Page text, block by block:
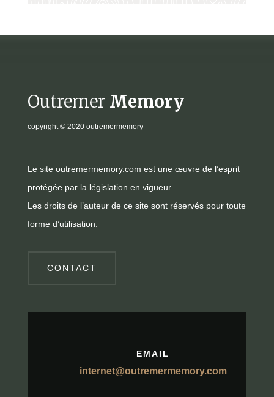
Outremer Memory
copyright© 2020 outremermemory
Le site outremermemory.com est une œuvre de l’esprit
protégée par la législation en vigueur.
Les droits de l’auteur de ce site sont réservés pour toute
forme d’utilisation.
CONTACT
EMAIL
internet@outremermemory.com